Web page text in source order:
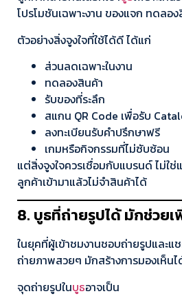
โปรโมชันเฉพาะงาน ของแจก ทดลอ
ตัวอย่างสิ่งจูงใจที่ใช้ได้ดี ได้แก่
ส่วนลดเฉพาะในงาน
ทดลองสินค้า
รับของที่ระลึก
สแกน QR Code เพื่อรับ
ลงทะเบียนรับคำปรึกษาฟรี
เกมหรือกิจกรรมที่ไม่ซับซ้อน
แต่สิ่งจูงใจควรเชื่อมกับแบรนด์ ไม่ใ
ลูกค้าเข้ามาแล้วไม่จำสินค้าได้
8. บูธที่ถ่ายรูปได้ มักช่วย
ในยุคที่ผู้เข้าชมงานชอบถ่ายรูปและแ
ถ่ายภาพสวยๆ มักสร้างการมองเห็น
จุดถ่ายรูปในบูธอาจเป็น